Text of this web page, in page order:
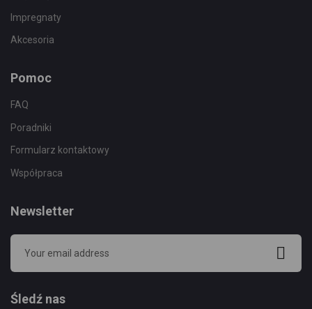
Impregnaty
Akcesoria
Pomoc
FAQ
Poradniki
Formularz kontaktowy
Współpraca
Newsletter
Śledź nas